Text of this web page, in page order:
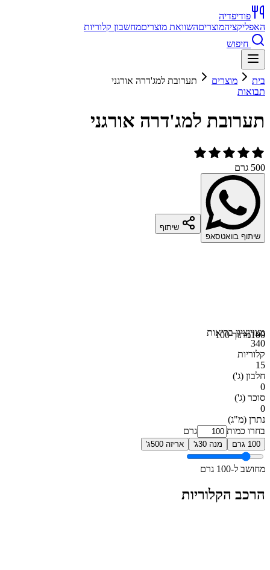
פודיפדיה
האפליקציהמוצריםהשוואת מוצריםמחשבון קלוריות
חיפוש
בית מוצרים
תערובת למג'דרה אורגני
תבואות
תערובת למג'דרה אורגני
500 גרם
שיתוף בוואטסאפ
שיתוף
100מתוך 100מצויןציון בריאות
340
קלוריות
15
חלבון (ג')
0
סוכר (ג')
0
נתרן (מ"ג)
בחרו כמות
גרם
100 גרם מנה 30ג' אריזה 500ג'
מחושב ל-100 גרם
הרכב הקלוריות